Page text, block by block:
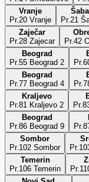
Vranje
Pr.20 Vranje
Pr.21
Zaječar
Pr.28 Zajecar
Pr.42
Beograd
Pr.55 Beograd 2
Beograd
Pr.77 Beograd 4
Kraljevo
Pr.81 Kraljevo 2
Beograd
Pr.86 Beograd 9
Sombor
Pr.102 Sombor
Temerin
Pr.106 Temerin